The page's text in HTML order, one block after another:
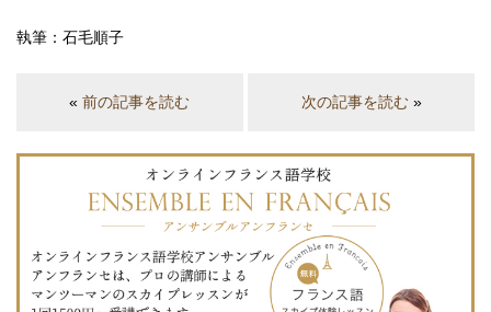
執筆：石毛順子
«前の記事を読む 次の記事を読む»